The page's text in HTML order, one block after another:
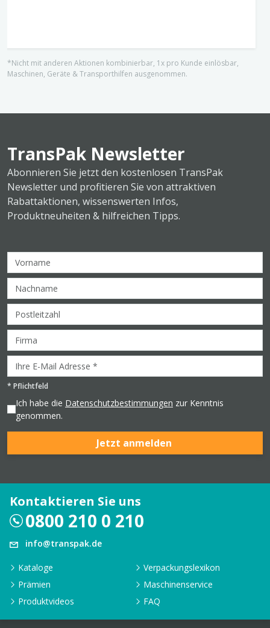
*Nicht mit anderen Aktionen kombinierbar, 1x pro Kunde einlösbar,
Maschinen, Geräte & Transporthilfen ausgenommen.
TransPak Newsletter
Abonnieren Sie jetzt den kostenlosen TransPak
Newsletter und profitieren Sie von attraktiven
Rabattaktionen, wissenswerten Infos,
Produktneuheiten & hilfreichen Tipps.
* Pflichtfeld
Ich habe die Datenschutzbestimmungen zur Kenntnis
genommen.
Jetzt anmelden
Kontaktieren Sie uns
0800 210 0 210
info@transpak.de
Kataloge
Verpackungslexikon
Prämien
Maschinenservice
Produktvideos
FAQ